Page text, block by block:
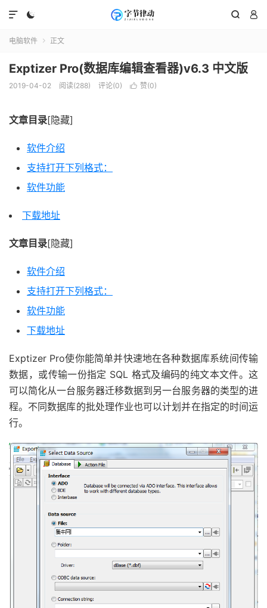
  

电脑软件  正文
Exptizer Pro(数据库编辑查看器)v6.3 中文版
2019-04-02 阅读(288) 评论(0)  赞(0)
文章目录[隐藏]
软件介绍
支持打开下列格式：
软件功能
下载地址
文章目录[隐藏]
软件介绍
支持打开下列格式：
软件功能
下载地址
Exptizer Pro使你能简单并快速地在各种数据库系统间传输
数据，或传输一份指定 SQL 格式及编码的纯文本文件。这
可以简化从一台服务器迁移数据到另一台服务器的类型的进
程。不同数据库的批处理作业也可以计划并在指定的时间运
行。